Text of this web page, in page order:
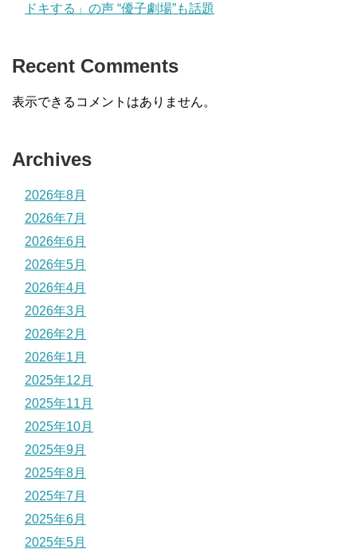
ドキする」の声 “優子劇場”も話題
Recent Comments
表示できるコメントはありません。
Archives
2026年8月
2026年7月
2026年6月
2026年5月
2026年4月
2026年3月
2026年2月
2026年1月
2025年12月
2025年11月
2025年10月
2025年9月
2025年8月
2025年7月
2025年6月
2025年5月